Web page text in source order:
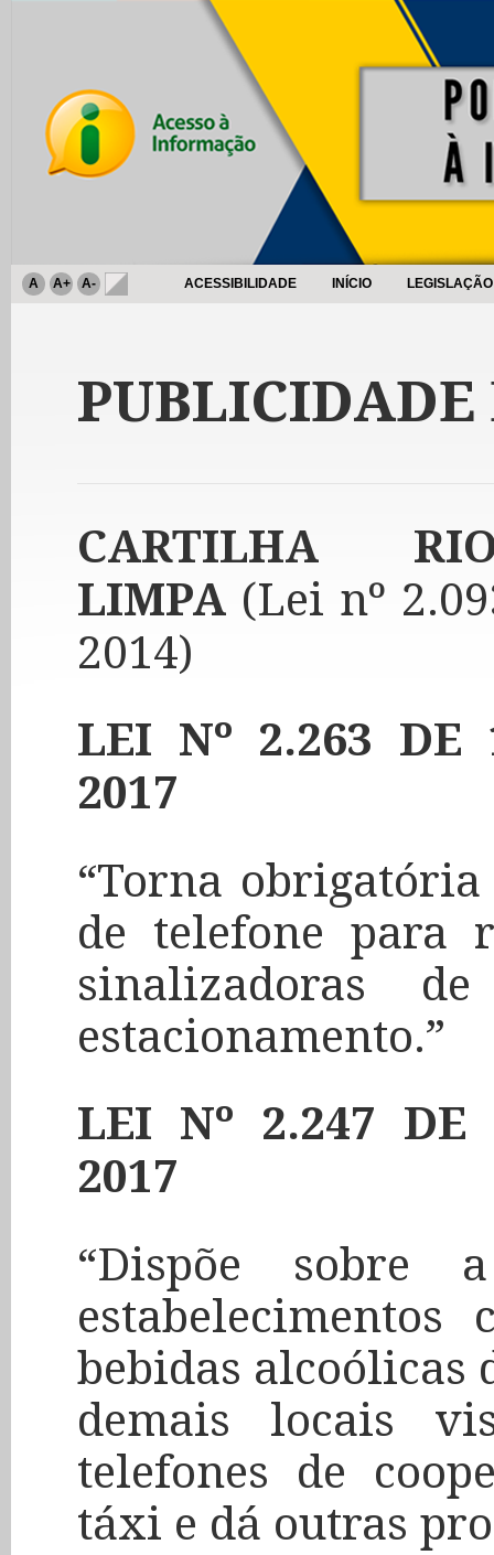
A A+ A- ACESSIBILIDADE INÍCIO LEGISLAÇÃO
PUBLICIDADE
CARTILHA
LIMPA (Lei nº
2014)
LEI Nº 2.263 DE
2017
“Torna
de telefone para
sinalizadoras
estacionamento.”
LEI Nº 2.247 DE
2017
“Dispõe sobre
estabelecimentos
bebidas alcoólicas
demais locais
telefones de
táxi e dá outras